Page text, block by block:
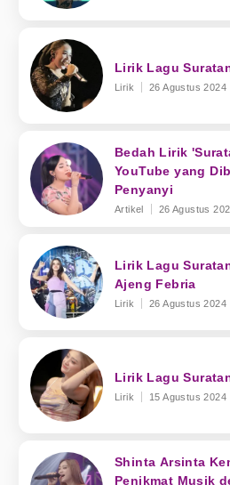
Lirik Lagu
Lirik 26 Agustus 2024
Bedah Lirik
YouTube yang
Penyanyi
Artikel 26 Agustus
Lirik Lagu
Ajeng Febria
Lirik 26 Agustus 2024
Lirik Lagu
Lirik 15 Agustus 2024
Shinta Arsinta
Penikmat Musik